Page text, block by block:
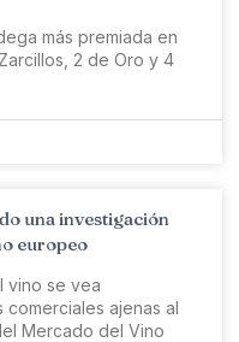
más premiada en
2 de Oro y 4
una investigación
europeo
vino se vea
ajenas al
Mercado del Vino